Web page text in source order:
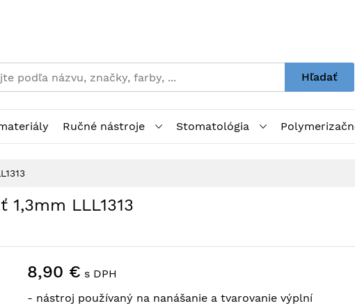
Hľadať
Ručné nástroje Stomatológia
LLL1313
8,90 € s DPH
- nástroj používaný na nanášanie a tvarovanie výplní